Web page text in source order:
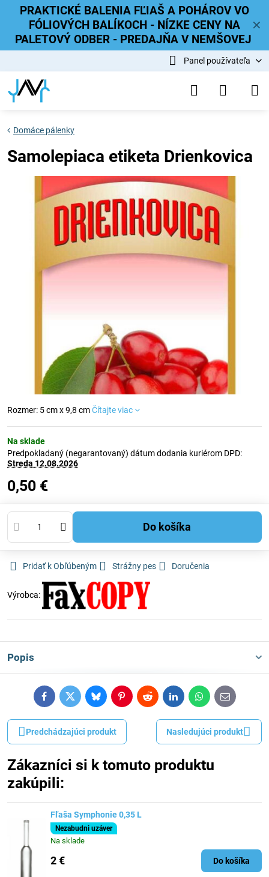
✕
PRAKTICKÉ BALENIA FĽIAŠ A POHÁROV VO
FÓLIOVÝCH BALÍKOCH - NÍZKE CENY NA
PALETOVÝ ODBER - PREDAJŇA V NEMŠOVEJ
Panel používateľa
Domáce pálenky
Samolepiaca etiketa Drienkovica
Rozmer: 5 cm x 9,8 cmČítajte viac
Na sklade
Predpokladaný (negarantovaný) dátum dodania kuriérom DPD:
Streda 12.08.2026
0,50 €
Do košíka
Pridať k Obľúbeným Strážny pes Doručenia
Výrobca:
Popis
FacebookTwitterBlueskyPinterestRedditLinkedInWhatsApp
E-
mail
Predchádzajúci produkt Nasledujúci produkt
Zákazníci si k tomuto produktu
zakúpili:
Fľaša Symphonie 0,35 L
Nezabudni uzáver
Na sklade
2 € Do košíka